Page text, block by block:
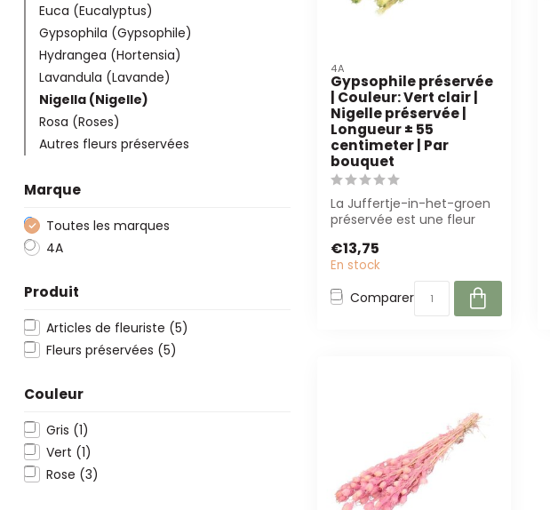
Euca (Eucalyptus)
Gypsophila (Gypsophile)
Hydrangea (Hortensia)
Lavandula (Lavande)
Nigella (Nigelle)
Rosa (Roses)
Autres fleurs préservées
Marque
Toutes les marques
4A
Produit
Articles de fleuriste (5)
Fleurs préservées (5)
Couleur
Gris (1)
Vert (1)
Rose (3)
4A
Gypsophile préservée
| Couleur: Vert clair |
Nigelle préservée |
Longueur ± 55
centimeter | Par
bouquet
La Juffertje-in-het-groen
préservée est une fleur
d'ent...
€13,75
En stock
Comparer